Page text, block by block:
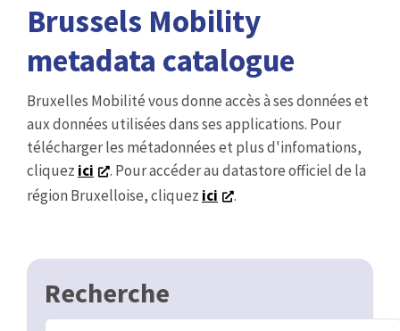
Brussels Mobility
metadata catalogue
Bruxelles Mobilité vous donne accès à ses données et
aux données utilisées dans ses applications. Pour
télécharger les métadonnées et plus d'infomations,
cliquez ici
. Pour accéder au datastore officiel de la
région Bruxelloise, cliquez ici .
Recherche